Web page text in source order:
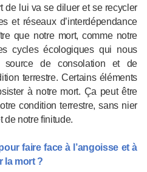
de lui va se diluer et se recycler
et réseaux d’interdépendance
que notre mort, comme notre
cycles écologiques qui nous
source de consolation et de
terrestre. Certains éléments
à notre mort. Ça peut être
condition terrestre, sans nier
de notre finitude.
faire face à l’angoisse et à
la mort ?